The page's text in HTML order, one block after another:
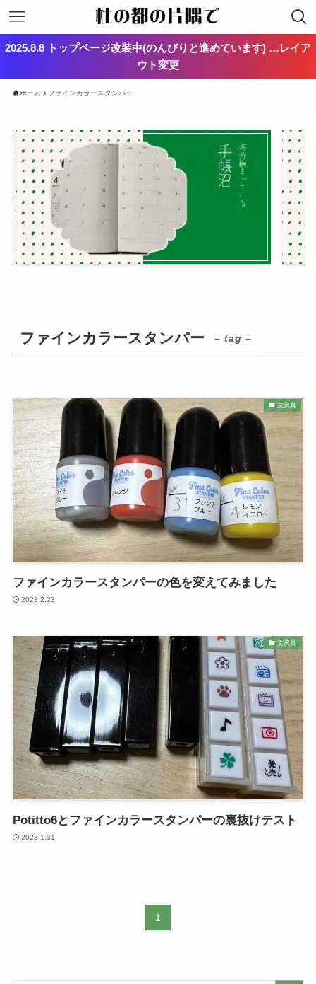
2025.8.8 トップページ改装中(のんびりと進めています) …レイア
ウト変更
ホーム ファインカラースタンパー
ファインカラースタンパー – tag –
文房具
ファインカラースタンパーの色を変えてみました
2023.2.23
文房具
Potitto6とファインカラースタンパーの裏抜けテスト
2023.1.31
1